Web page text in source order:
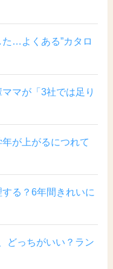
…よくある”カタロ
マが「3社では足り
が上がるにつれて
る？6年間きれいに
どっちがいい？ラン